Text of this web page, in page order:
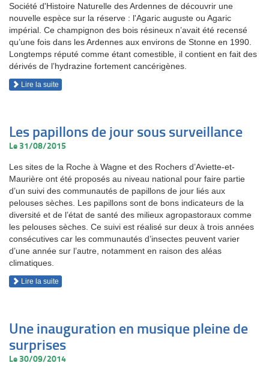
Société d'Histoire Naturelle des Ardennes de découvrir une
nouvelle espèce sur la réserve : l'Agaric auguste ou Agaric
impérial. Ce champignon des bois résineux n’avait été recensé
qu’une fois dans les Ardennes aux environs de Stonne en 1990.
Longtemps réputé comme étant comestible, il contient en fait des
dérivés de l’hydrazine fortement cancérigènes.
Lire la suite
Les papillons de jour sous surveillance
Le 31/08/2015
Les sites de la Roche à Wagne et des Rochers d’Aviette-et-
Maurière ont été proposés au niveau national pour faire partie
d’un suivi des communautés de papillons de jour liés aux
pelouses sèches. Les papillons sont de bons indicateurs de la
diversité et de l’état de santé des milieux agropastoraux comme
les pelouses sèches. Ce suivi est réalisé sur deux à trois années
consécutives car les communautés d’insectes peuvent varier
d’une année sur l’autre, notamment en raison des aléas
climatiques.
Lire la suite
Une inauguration en musique pleine de
surprises
Le 30/09/2014